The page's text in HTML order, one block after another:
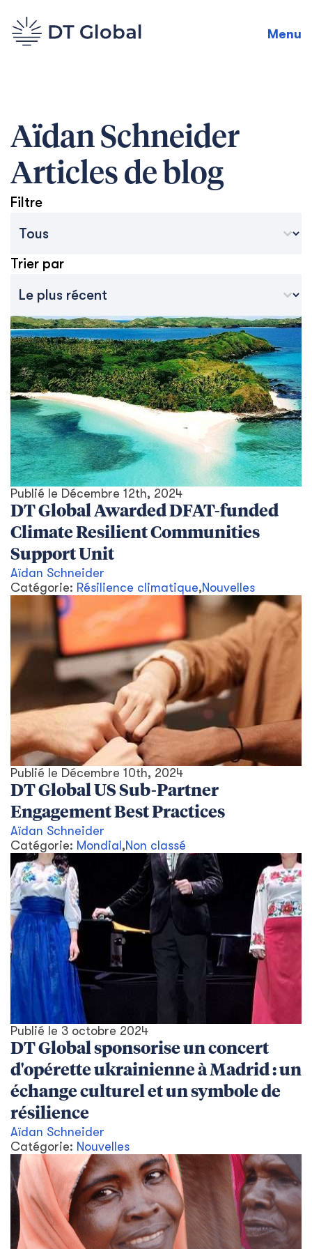
Menu
Aïdan Schneider
Articles de blog
Filtre
Trier par
Publié le Décembre 12th, 2024
DT Global Awarded DFAT-funded
Climate Resilient Communities
Support Unit
Aïdan Schneider
Catégorie: Résilience climatique,Nouvelles
Publié le Décembre 10th, 2024
DT Global US Sub-Partner
Engagement Best Practices
Aïdan Schneider
Catégorie: Mondial ,Non classé
Publié le 3 octobre 2024
DT Global sponsorise un concert
d'opérette ukrainienne à Madrid : un
échange culturel et un symbole de
résilience
Aïdan Schneider
Catégorie: Nouvelles